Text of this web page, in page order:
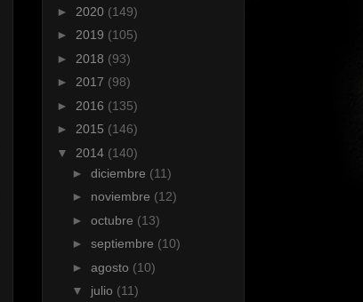
► 2020 (149)
► 2019 (105)
► 2018 (93)
► 2017 (98)
► 2016 (135)
► 2015 (146)
▼ 2014 (140)
► diciembre (11)
► noviembre (12)
► octubre (13)
► septiembre (10)
► agosto (10)
▼ julio (11)